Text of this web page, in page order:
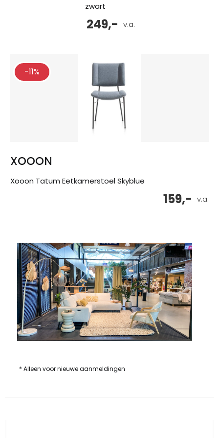
zwart
v.a.
249,-
-11%
XOOON
Xooon Tatum Eetkamerstoel Skyblue
v.a.
159,-
* Alleen voor nieuwe aanmeldingen